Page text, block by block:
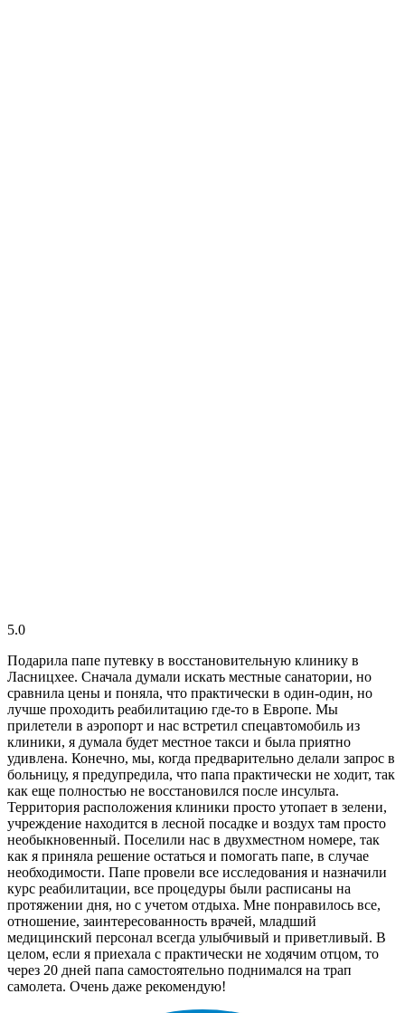
5.0
Подарила папе путевку в восстановительную клинику в
Ласницхее. Сначала думали искать местные санатории, но
сравнила цены и поняла, что практически в один-один, но
лучше проходить реабилитацию где-то в Европе. Мы
прилетели в аэропорт и нас встретил спецавтомобиль из
клиники, я думала будет местное такси и была приятно
удивлена. Конечно, мы, когда предварительно делали запрос в
больницу, я предупредила, что папа практически не ходит, так
как еще полностью не восстановился после инсульта.
Территория расположения клиники просто утопает в зелени,
учреждение находится в лесной посадке и воздух там просто
необыкновенный. Поселили нас в двухместном номере, так
как я приняла решение остаться и помогать папе, в случае
необходимости. Папе провели все исследования и назначили
курс реабилитации, все процедуры были расписаны на
протяжении дня, но с учетом отдыха. Мне понравилось все,
отношение, заинтересованность врачей, младший
медицинский персонал всегда улыбчивый и приветливый. В
целом, если я приехала с практически не ходячим отцом, то
через 20 дней папа самостоятельно поднимался на трап
самолета. Очень даже рекомендую!